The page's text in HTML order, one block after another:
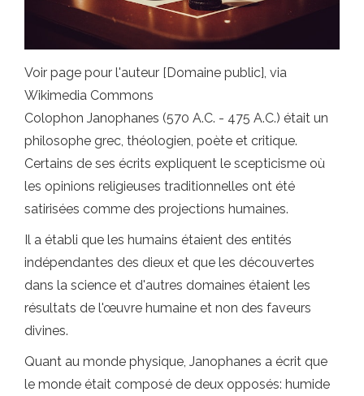
Voir page pour l'auteur [Domaine public], via
Wikimedia Commons
Colophon Janophanes (570 A.C. - 475 A.C.) était un
philosophe grec, théologien, poète et critique.
Certains de ses écrits expliquent le scepticisme où
les opinions religieuses traditionnelles ont été
satirisées comme des projections humaines.
Il a établi que les humains étaient des entités
indépendantes des dieux et que les découvertes
dans la science et d'autres domaines étaient les
résultats de l'œuvre humaine et non des faveurs
divines.
Quant au monde physique, Janophanes a écrit que
le monde était composé de deux opposés: humide